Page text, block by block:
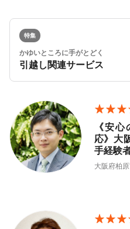
特集
かゆいところに手がとどく
引越し関連サービス
《安
応》大
手経験
大阪府柏